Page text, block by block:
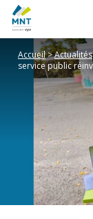
Accueil>Actualités
service public